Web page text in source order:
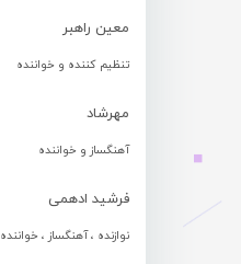
معین راهبر
تنظیم کننده و خواننده
مهرشاد
آهنگساز و خواننده
فرشید ادهمی
نوازنده ، آهنگساز ، خواننده